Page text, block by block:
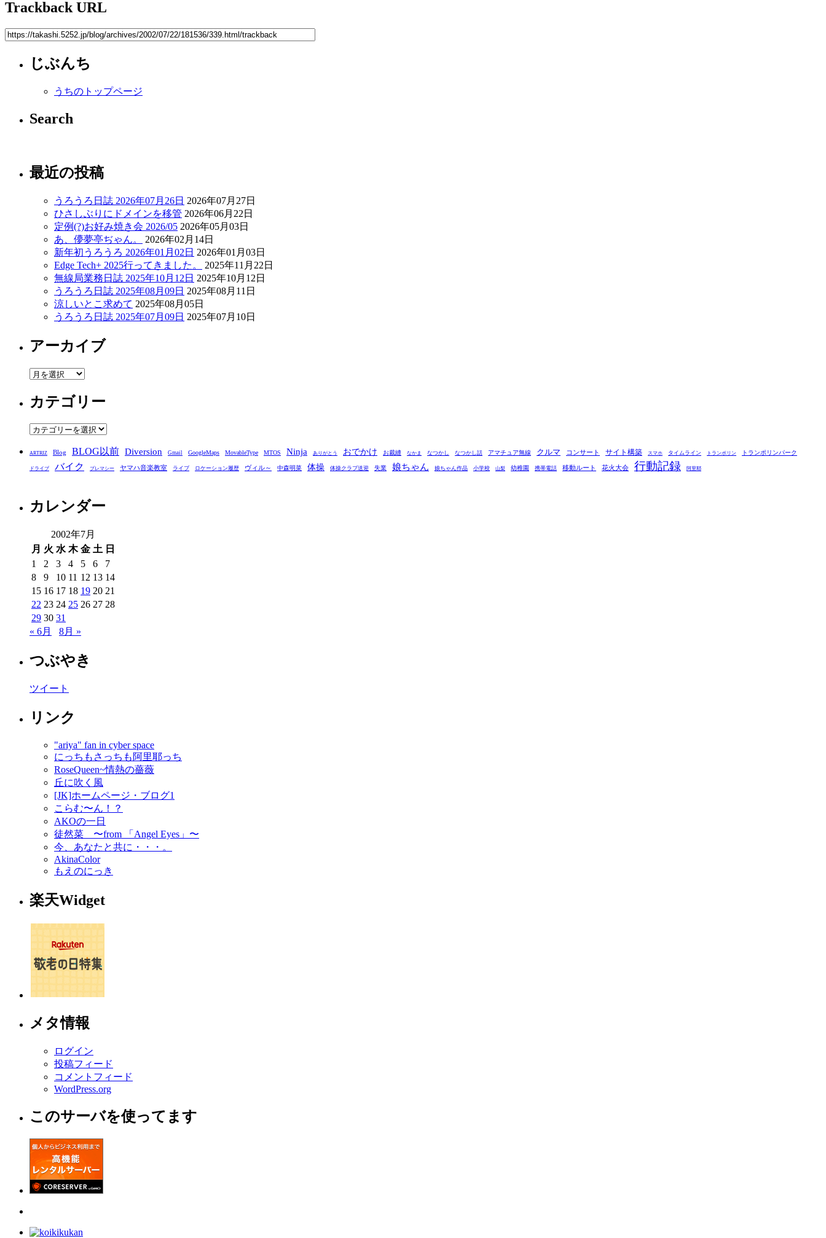
Trackback URL
じぶんち
うちのトップページ
Search
最近の投稿
うろうろ日誌 2026年07月26日 2026年07月27日
ひさしぶりにドメインを移管 2026年06月22日
定例(?)お好み焼き会 2026/05 2026年05月03日
あ、儚夢亭ぢゃん。
2026年02月14日
新年初うろうろ 2026年01月02日 2026年01月03日
Edge Tech+ 2025行ってきました。
2025年11月22日
無線局業務日誌 2025年10月12日 2025年10月12日
うろうろ日誌 2025年08月09日 2025年08月11日
涼しいとこ求めて 2025年08月05日
うろうろ日誌 2025年07月09日 2025年07月10日
アーカイブ
ア
カ
イ
ブ
カテゴリー
カ
ゴ
リ
ARTRIZ Blog BLOG以前 Diversion Gmail GoogleMaps MovableType MTOS Ninja ありがとう おでかけ お裁縫 なかま なつかし なつかし話 アマチュア無線 クルマ コンサート サイト構築 スマホ タイムライン トランポリン トランポリンパーク
ドライブ バイク プレマシー ヤマハ音楽教室 ライブ ロケーション履歴 ヴィル～ 中森明菜 体操 体操クラブ送迎 失業 娘ちゃん 娘ちゃん作品 小学校 山梨 幼稚園 携帯電話 移動ルート 花火大会 行動記録 阿里耶
カレンダー
2002年7月
月 火 水 木 金 土 日
1
2 3 4 5 6
7
8
9 10 11 12 13 14
15 16 17 18 19 20 21
22 23 24 25 26 27 28
29 30 31
« 6月
8月 »
つぶやき
ツイート
リンク
"ariya" fan in cyber space
にっちもさっちも阿里耶っち
RoseQueen~情熱の薔薇
丘に吹く風
[JK]ホームページ・ブログ1
こらむ〜ん！？
AKOの一日
徒然菜 〜from 「Angel Eyes」〜
今、あなたと共に・・・。
AkinaColor
もえのにっき
楽天Widget
メタ情報
ログイン
投稿フィード
コメントフィード
WordPress.org
このサーバを使ってます